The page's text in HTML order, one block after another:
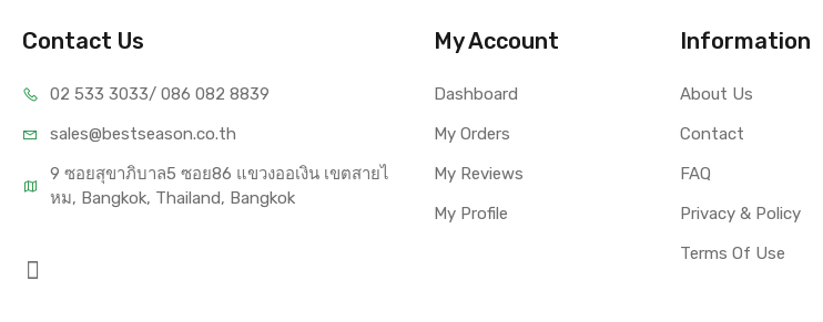
Contact Us
02 533 3033/ 086 082 8839
sales@bestseason.co.th
9 ซอยสุขาภิบาล5 ซอย86 แขวงออเงิน เขตสายไ
หม, Bangkok, Thailand, Bangkok
My Account
Dashboard
My Orders
My Reviews
My Profile
Information
About Us
Contact
FAQ
Privacy & Policy
Terms Of Use